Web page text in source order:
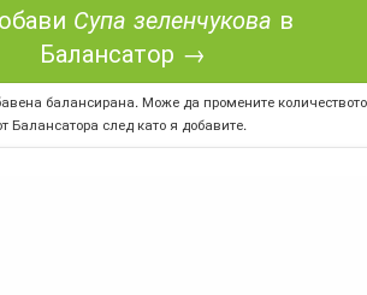
Супа зеленчукова в
Балансатор →
балансирана. Може да промените количеството
Балансатора след като я добавите.